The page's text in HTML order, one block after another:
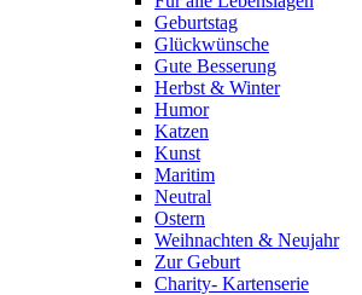
Geburtstag
Glückwünsche
Gute Besserung
Herbst & Winter
Humor
Katzen
Kunst
Maritim
Neutral
Ostern
Weihnachten & Neujahr
Zur Geburt
Charity- Kartenserie